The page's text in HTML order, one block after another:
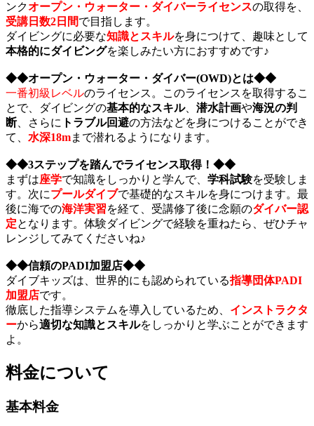
ンクオープン・ウォーター・ダイバーライセンスの取得を、
受講日数2日間で目指します。
ダイビングに必要な知識とスキルを身につけて、趣味として
本格的にダイビングを楽しみたい方におすすめです♪
◆◆オープン・ウォーター・ダイバー(OWD)とは◆◆
一番初級レベルのライセンス。このライセンスを取得するこ
とで、ダイビングの基本的なスキル、 潜水計画や海況の判
断、さらに トラブル回避の方法などを身につけることができ
て、 水深18mまで潜れるようになります。
◆◆3ステップを踏んでライセンス取得！◆◆
まずは座学で知識をしっかりと学んで、 学科試験を受験しま
す。次にプールダイブで基礎的なスキルを身につけます。最
後に海での海洋実習を経て、受講修了後に念願のダイバー認
定となります。体験ダイビングで経験を重ねたら、ぜひチャ
レンジしてみてくださいね♪
◆◆信頼のPADI加盟店◆◆
ダイブキッズは、世界的にも認められている指導団体PADI
加盟店です。
徹底した指導システムを導入しているため、 インストラクタ
ーから適切な知識とスキルをしっかりと学ぶことができます
よ。
料金について
基本料金